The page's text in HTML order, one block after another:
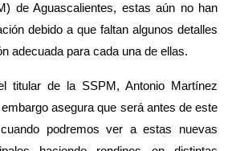
de Aguascalientes, estas aún no han
debido a que faltan algunos detalles
adecuada para cada una de ellas.
titular de la SSPM, Antonio Martínez
asegura que será antes de este
podremos ver a estas nuevas